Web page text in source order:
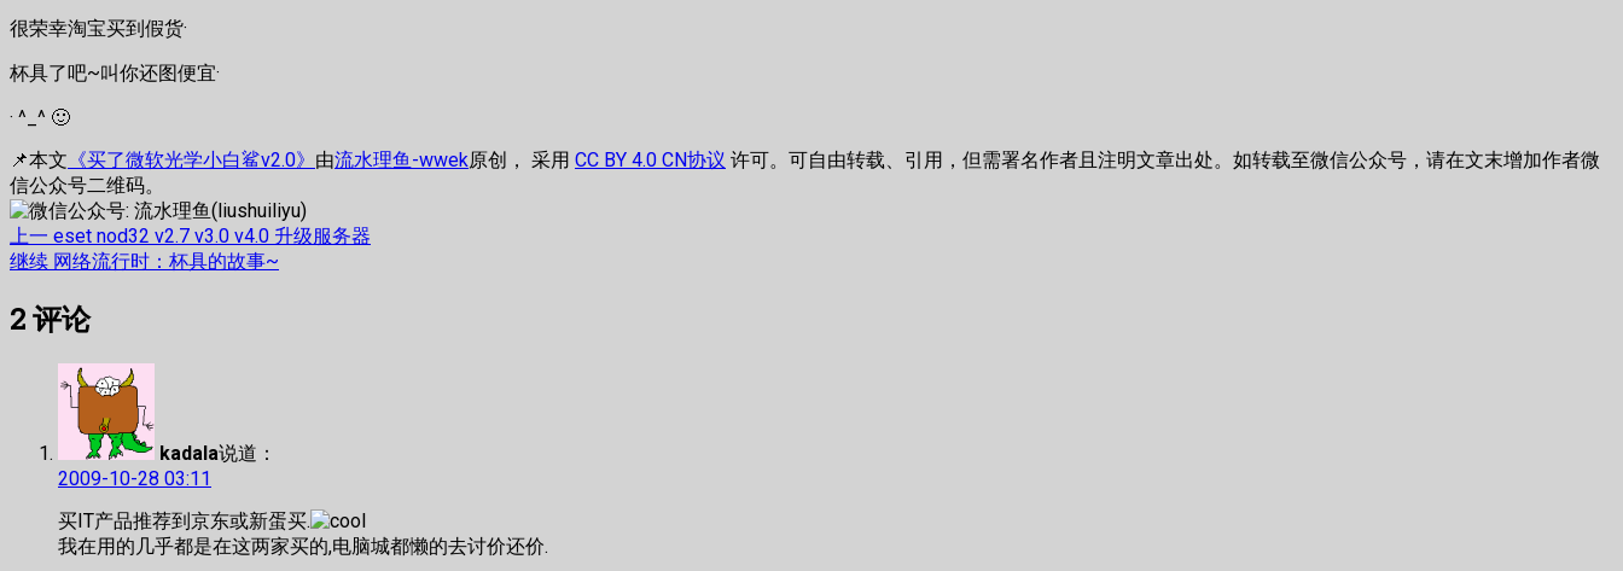
很荣幸淘宝买到假货·
杯具了吧~叫你还图便宜·
· ^_^ 🙂
📌本文 《买了微软光学小白鲨v2.0》 由流水理鱼-wwek原创， 采用 CC BY 4.0 CN协议 许可。可自由转载、引用，但需署名作者且注明文章出处。如转载至微信公众号，请在文末增加作者微
信公众号二维码。
文
章
导
上一 上
篇
章：
eset nod32 v2.7 v3.0 v4.0 升级服务器
继续 下
文
章：
网络流行时：杯具的故事~
2评论
kadala说道：
2009-10-28 03:11
买IT产品推荐到京东或新蛋买.
我在用的几乎都是在这两家买的,电脑城都懒的去讨价还价.